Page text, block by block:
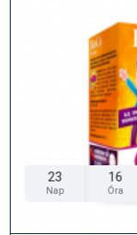
23
Nap
16
Óra